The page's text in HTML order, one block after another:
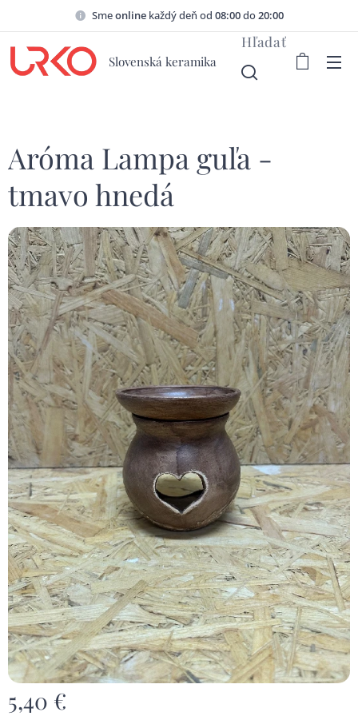
Smeonline každý deň od 08:00do20:00
Slovenská keramika
Hľadať
Aróma Lampa guľa -
tmavo hnedá
5,40 €